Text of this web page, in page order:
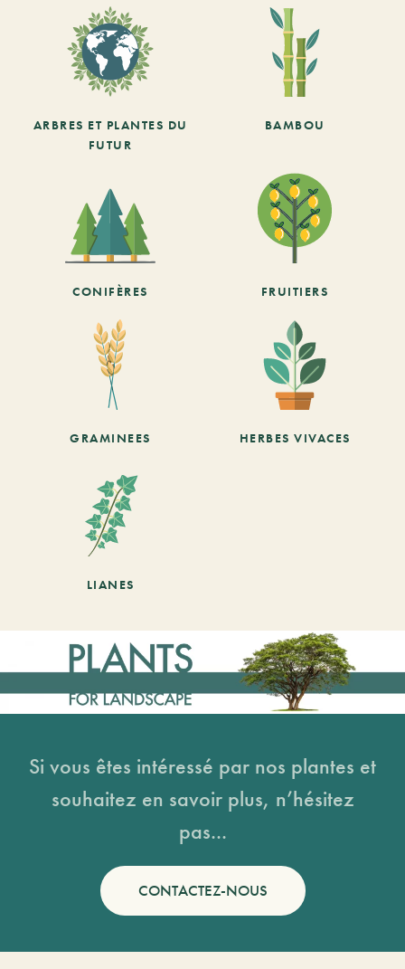
ARBRES ET PLANTES DU
FUTUR
BAMBOU
CONIFÈRES FRUITIERS
GRAMINEES HERBES VIVACES
LIANES
Si vous êtes intéressé par nos plantes et
souhaitez en savoir plus, n’hésitez
pas...
CONTACTEZ-NOUS